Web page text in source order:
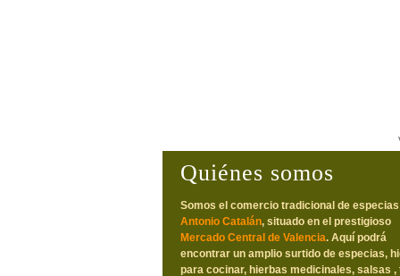
Quiénes somos
Somos el comercio tradicional de especias
Antonio Catalán, situado en el prestigioso
Mercado Central de Valencia. Aquí podrá
encontrar un amplio surtido de especias,
para cocinar, hierbas medicinales, salsas ,